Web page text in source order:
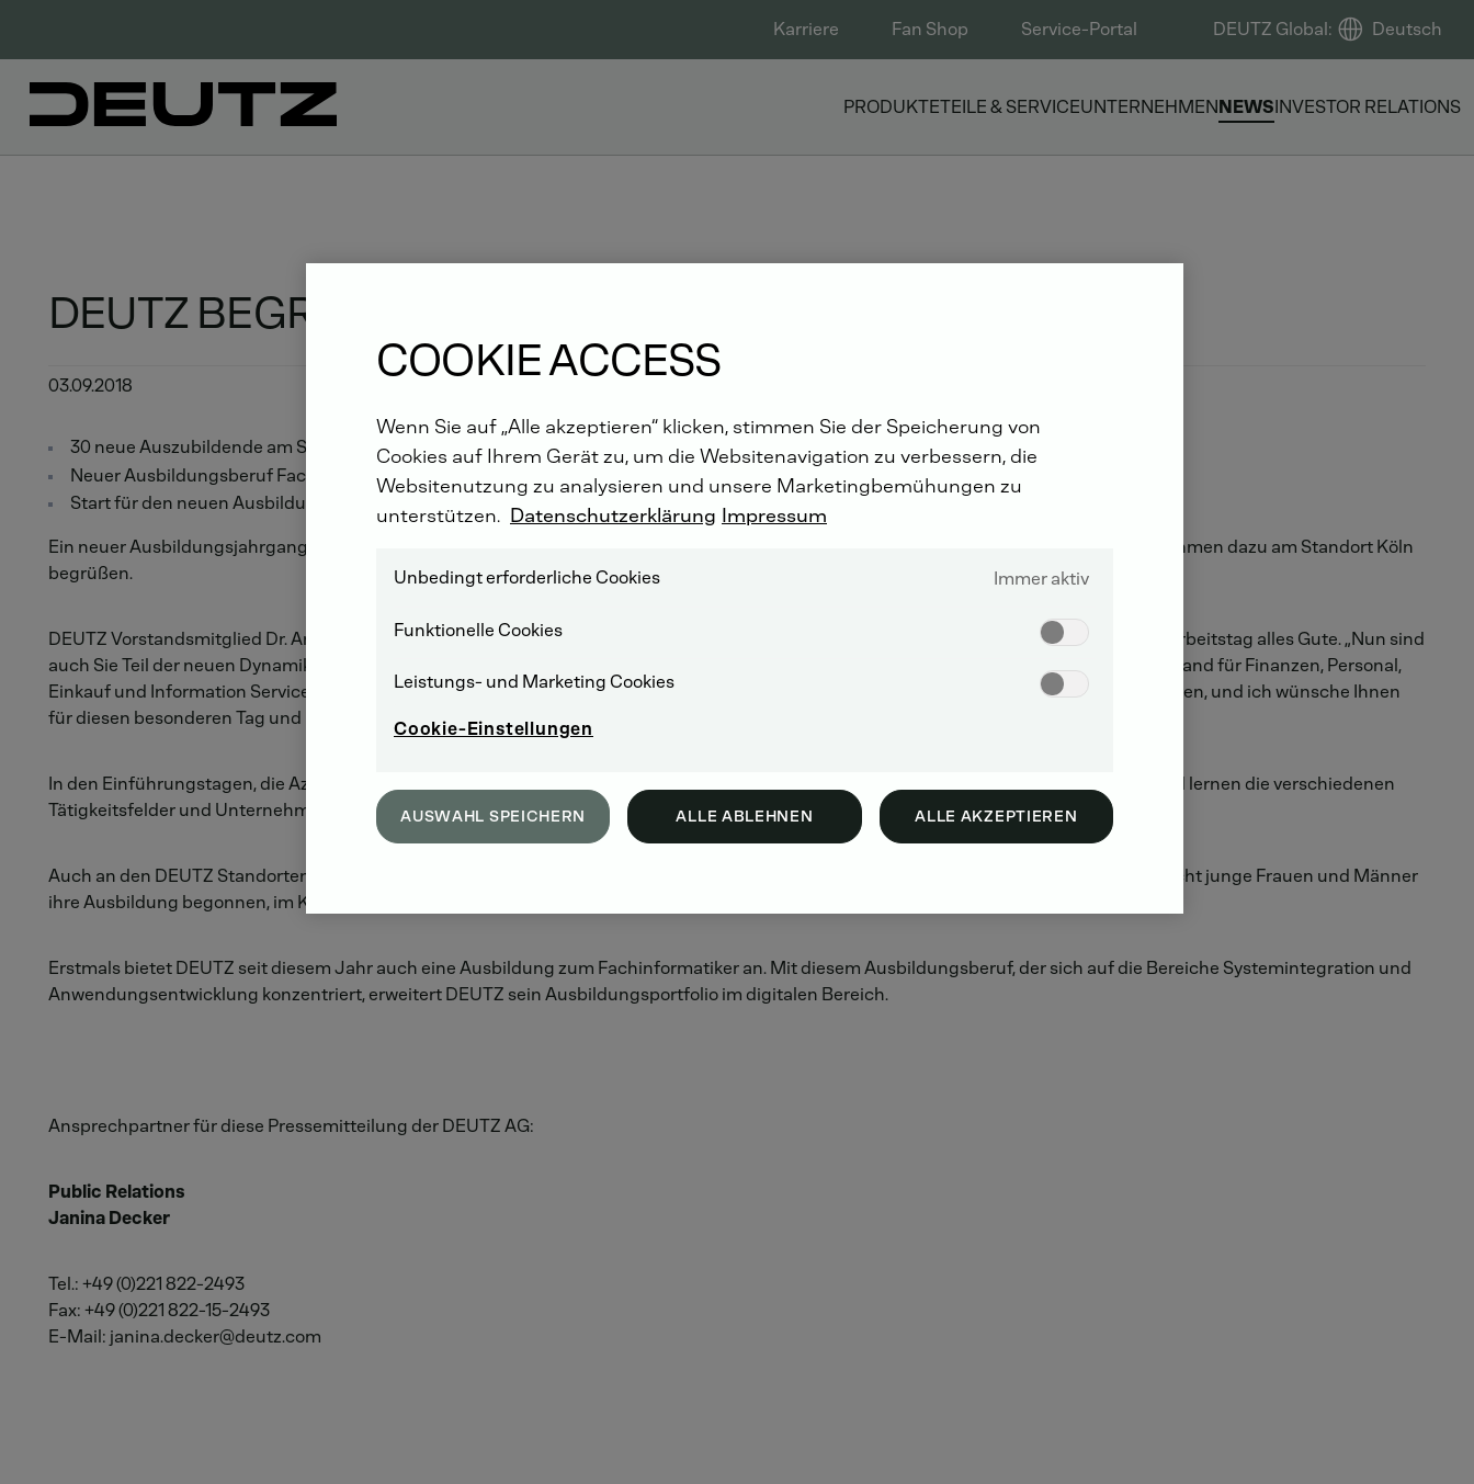
Karriere Fan Shop Service-Portal DEUTZ Global: Deutsch
PRODUKTETEILE & SERVICEUNTERNEHMENNEWSINVESTOR RELATIONS
DEUTZ BEGRÜSST 40 NEUE AZUBIS
03.09.2018
30 neue Auszubildende am Standort Köln
Neuer Ausbildungsberuf Fachinformatiker gestartet
Start für den neuen Ausbildungsjahrgang auch in Ulm und Herschbach
Ein neuer Ausbildungsjahrgang ist heute bei der DEUTZ AG in das Berufsleben gestartet. 30 junge Frauen und Männer konnte das Unternehmen dazu am Standort Köln
begrüßen.
DEUTZ Vorstandsmitglied Dr. Andreas Strecker wünschte den Jugendlichen im Rahmen einer Einführungsveranstaltung für ihren ersten Arbeitstag alles Gute. „Nun sind
auch Sie Teil der neuen Dynamik unseres Unternehmens, denn Sie sind unsere Nachwuchskräfte von morgen“, so Dr. Andreas Strecker, Vorstand für Finanzen, Personal,
Einkauf und Information Services. „Es ist uns ein Anliegen, Ihnen die besten Voraussetzungen für eine erfolgreiche Berufsausbildung zu bieten, und ich wünsche Ihnen
für diesen besonderen Tag und Ihren zukünftigen Ausbildungsverlauf alles Gute!“
In den Einführungstagen, die Azubis des zweiten Lehrjahres gestalten, werden die Berufseinsteiger auf ihre Ausbildungszeit vorbereitet und lernen die verschiedenen
Tätigkeitsfelder und Unternehmensbereiche kennen.
Auch an den DEUTZ Standorten in Ulm und in Herschbach konnte das Unternehmen heute neue Auszubildende begrüßen. In Ulm haben acht junge Frauen und Männer
ihre Ausbildung begonnen, im Komponentenwerk Herschbach erlernen zwei Jugendliche einen gewerblich-technischen Beruf.
Erstmals bietet DEUTZ seit diesem Jahr auch eine Ausbildung zum Fachinformatiker an. Mit diesem Ausbildungsberuf, der sich auf die Bereiche Systemintegration und
Anwendungsentwicklung konzentriert, erweitert DEUTZ sein Ausbildungsportfolio im digitalen Bereich.
Ansprechpartner für diese Pressemitteilung der DEUTZ AG:
Public Relations
Janina Decker
Tel.: +49 (0)221 822-2493
Fax: +49 (0)221 822-15-2493
E-Mail: janina.decker@deutz.com
COOKIE ACCESS
Wenn Sie auf „Alle akzeptieren“ klicken, stimmen Sie der Speicherung von
Cookies auf Ihrem Gerät zu, um die Websitenavigation zu verbessern, die
Websitenutzung zu analysieren und unsere Marketingbemühungen zu
unterstützen. Datenschutzerklärung Impressum
Unbedingt erforderliche Cookies Immer aktiv
Funktionelle Cookies
Leistungs- und Marketing Cookies
Cookie-Einstellungen
AUSWAHL SPEICHERN ALLE ABLEHNEN ALLE AKZEPTIEREN